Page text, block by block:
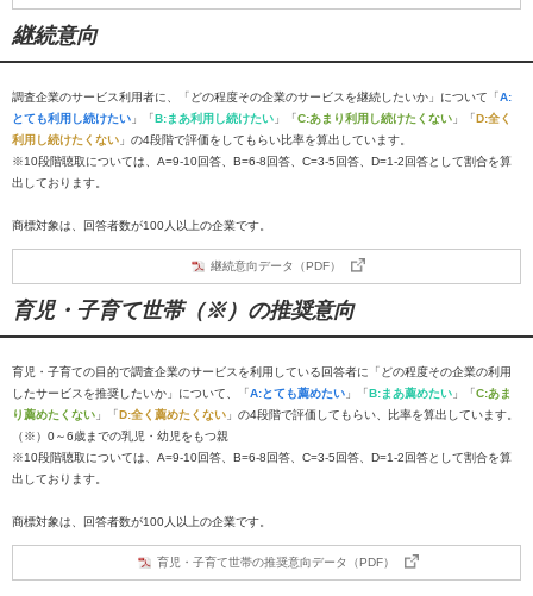
継続意向
調査企業のサービス利用者に、「どの程度その企業のサービスを継続したいか」について「A:
とても利用し続けたい 」「B:まあ利用し続けたい 」「C:あまり利用し続けたくない 」「D:全く
利用し続けたくない 」の4段階で評価をしてもらい比率を算出しています。
※10段階聴取については、A=9-10回答、B=6-8回答、C=3-5回答、D=1-2回答として割合を算
出しております。
商標対象は、回答者数が100人以上の企業です。
継続意向データ（PDF）
育児・子育て世帯（※）の推奨意向
育児・子育ての目的で調査企業のサービスを利用している回答者に「どの程度その企業の利用
したサービスを推奨したいか」について、「A:とても薦めたい 」「B:まあ薦めたい 」「C:あま
り薦めたくない 」「D:全く薦めたくない 」の4段階で評価してもらい、比率を算出しています。
（※）0～6歳までの乳児・幼児をもつ親
※10段階聴取については、A=9-10回答、B=6-8回答、C=3-5回答、D=1-2回答として割合を算
出しております。
商標対象は、回答者数が100人以上の企業です。
育児・子育て世帯の推奨意向データ（PDF）